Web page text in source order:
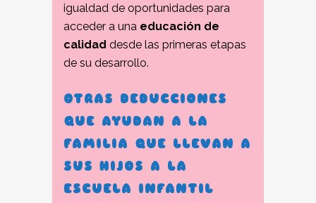
igualdad de oportunidades para
acceder a una educación de
calidad desde las primeras etapas
de su desarrollo.
OTRAS DEDUCCIONES
QUE AYUDAN A LA
FAMILIA QUE LLEVAN A
SUS HIJOS A LA
ESCUELA INFANTIL